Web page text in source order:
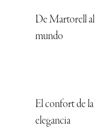
De Martorell al
mundo
El confort de la
elegancia